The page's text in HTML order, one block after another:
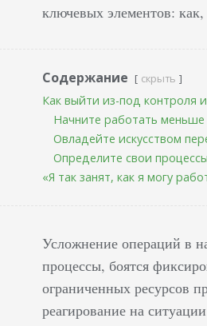
ключевых элементов: как,
Содержание скрыть
Как выйти из-под контроля
Начните работать меньше
Овладейте искусством
Определите свои процессы
«Я так занят, как я могу
Усложнение операций в
процессы, боятся
ограниченных ресурсов
реагирование на